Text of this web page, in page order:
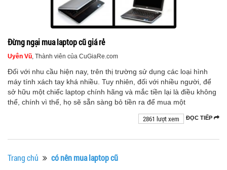
Đừng ngại mua laptop cũ giá rẻ
Uyên Vũ, Thành viên của CuGiaRe.com
Đối với nhu cầu hiện nay, trên thị trường sử dụng các loại hình
máy tính xách tay khá nhiều. Tuy nhiên, đối với nhiều người, để
sở hữu một chiếc laptop chính hãng và mắc tiền lại là điều không
thể, chính vì thế, họ sẽ sẵn sàng bỏ tiền ra để mua một
ĐỌC TIẾP
2861 lượt xem
Trang chủ có nên mua laptop cũ